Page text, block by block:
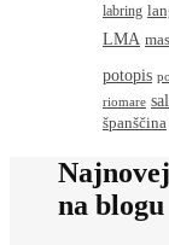
labring
LMA
potopis
riomare
španščina
na blogu